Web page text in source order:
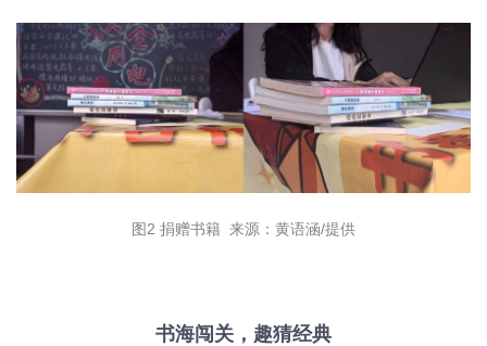
图2 捐赠书籍 来源：黄语涵/提供
书海闯关，趣猜经典